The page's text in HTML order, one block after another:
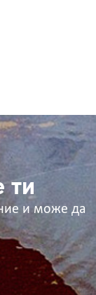
ти
и може да